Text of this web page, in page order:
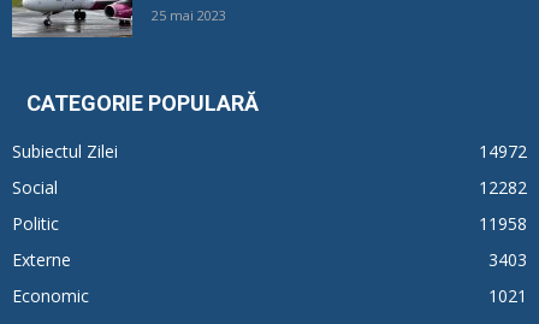
25 mai 2023
CATEGORIE POPULARĂ
Subiectul Zilei
14972
Social
12282
Politic
11958
Externe
3403
Economic
1021